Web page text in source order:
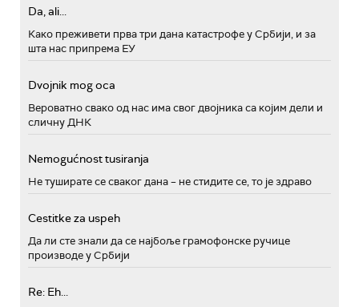
Da, ali...
Како преживети прва три дана катастрофе у Србији, и за
шта нас припрема ЕУ
Dvojnik mog oca
Вероватно свако од нас има свог двојника са којим дели и
сличну ДНК
Nemogućnost tusiranja
Не туширате се сваког дана – не стидите се, то је здраво
Cestitke za uspeh
Да ли сте знали да се најбоље грамофонске ручице
производе у Србији
Re: Eh...